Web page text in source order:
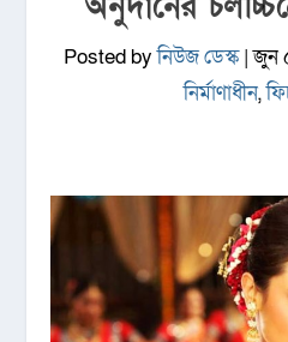
Posted byনিউজ ডেস্ক|জুন
নির্মাণাধীন,